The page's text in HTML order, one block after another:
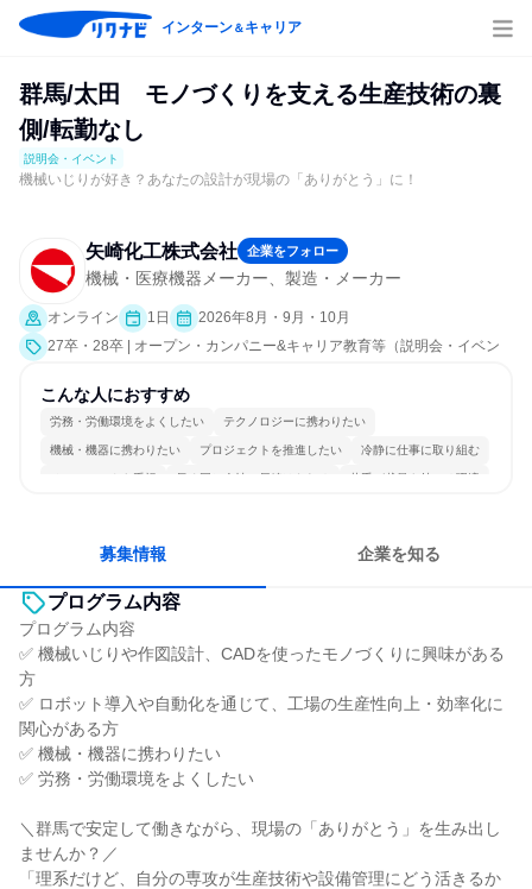
インターン＆キャリア
群馬/太田 モノづくりを支える生産技術の裏
側/転勤なし
説明会・イベント
機械いじりが好き？あなたの設計が現場の「ありがとう」に！
矢崎化工株式会社 企業をフォロー
機械・医療機器メーカー、製造・メーカー
オンライン 1日
2026年8月・9月・10月
27卒・28卒 | オープン・カンパニー&キャリア教育等（説明会・イベン
こんな人におすすめ
労務・労働環境をよくしたい テクノロジーに携わりたい
機械・機器に携わりたい プロジェクトを推進したい 冷静に仕事に取り組む
チームワークを重視 長く同じ会社に居続けられる 若手が裁量を持てる環境
募集情報 企業を知る
プログラム内容
プログラム内容
✅ 機械いじりや作図設計、CADを使ったモノづくりに興味がある
方
✅ ロボット導入や自動化を通じて、工場の生産性向上・効率化に
関心がある方
✅ 機械・機器に携わりたい
✅ 労務・労働環境をよくしたい
＼群馬で安定して働きながら、現場の「ありがとう」を生み出し
ませんか？／
「理系だけど、自分の専攻が生産技術や設備管理にどう活きるか